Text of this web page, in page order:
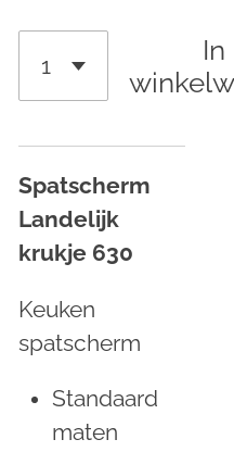
In
Spatscherm
Landelijk
krukje 630
Keuken
spatscherm
Standaard
maten